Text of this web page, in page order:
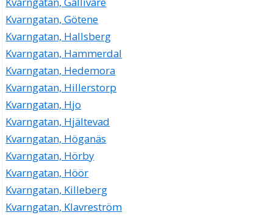
Kvarngatan, Götene
Kvarngatan, Hallsberg
Kvarngatan, Hammerdal
Kvarngatan, Hedemora
Kvarngatan, Hillerstorp
Kvarngatan, Hjo
Kvarngatan, Hjältevad
Kvarngatan, Höganäs
Kvarngatan, Hörby
Kvarngatan, Höör
Kvarngatan, Killeberg
Kvarngatan, Klavreström